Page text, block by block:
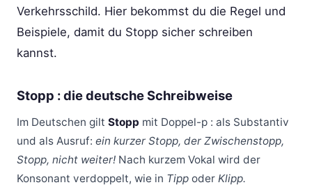
Verkehrsschild. Hier bekommst du die Regel und
Beispiele, damit du Stopp sicher schreiben
kannst.
Stopp : die deutsche Schreibweise
Im Deutschen gilt Stopp mit Doppel-p : als Substantiv
und als Ausruf: ein kurzer Stopp, der Zwischenstopp,
Stopp, nicht weiter! Nach kurzem Vokal wird der
Konsonant verdoppelt, wie in Tipp oder Klipp.